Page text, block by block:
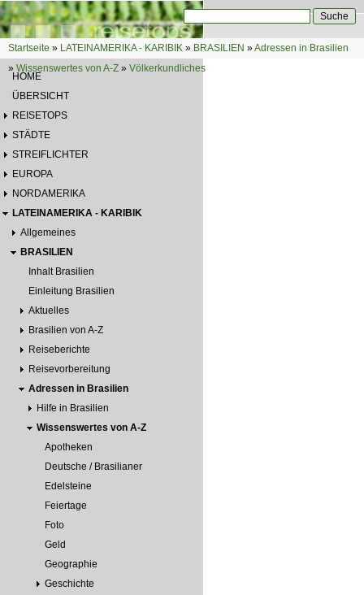
Direkt zum Inhalt
Suchformular
Sie sind hier
Startseite » LATEINAMERIKA - KARIBIK » BRASILIEN »Adressen in Brasilien
» Wissenswertes von A-Z » Völkerkundliches
HOME
ÜBERSICHT
REISETOPS
STÄDTE
STREIFLICHTER
EUROPA
NORDAMERIKA
LATEINAMERIKA - KARIBIK
Allgemeines
BRASILIEN
Inhalt Brasilien
Einleitung Brasilien
Aktuelles
Brasilien von A-Z
Reiseberichte
Reisevorbereitung
Adressen in Brasilien
Hilfe in Brasilien
Wissenswertes von A-Z
Apotheken
Deutsche / Brasilianer
Edelsteine
Feiertage
Foto
Geld
Geographie
Geschichte